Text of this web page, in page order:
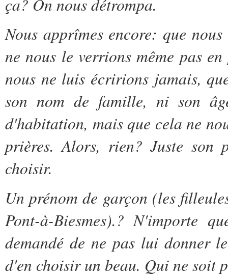
ça? On nous détrompa.
Nous apprîmes encore: que
ne nous le verrions même pas
nous ne luis écririons jamais,
son nom de famille, ni son
d'habitation, mais que cela ne
prières. Alors, rien? Juste son
choisir.
Un prénom de garçon (les
Pont-à-Biesmes).? N'importe
demandé de ne pas lui donner
d'en choisir un beau. Qui ne soit